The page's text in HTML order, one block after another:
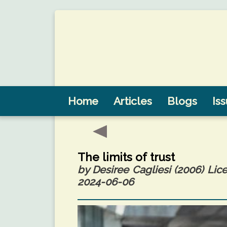
Home Articles Blogs
The limits of trust
by Desiree Cagliesi (2006)
2024-06-06